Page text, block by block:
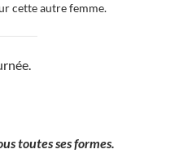
cette autre femme.
toutes ses formes.